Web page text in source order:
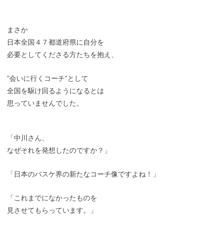
まさか
日本全国４７都道府県に自分を
必要としてくださる方たちを抱え、
”会いに行くコーチ”として
全国を駆け回るようになるとは
思っていませんでした。
「中川さん、
なぜそれを発想したのですか？」
「日本のバスケ界の新たなコーチ像ですよね！」
「これまでになかったものを
見させてもらっています。」